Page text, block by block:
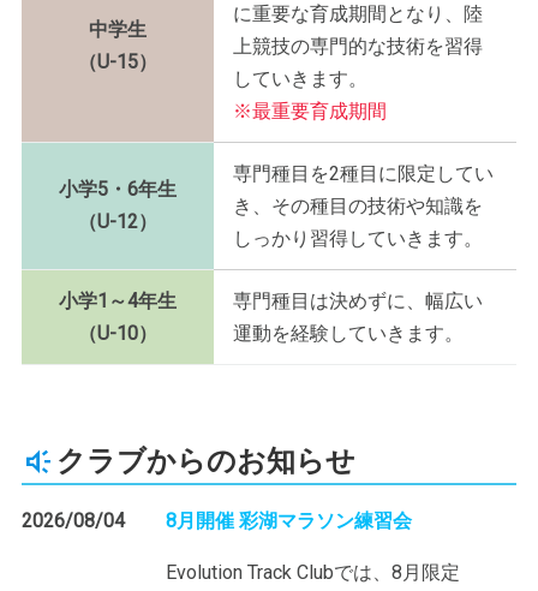
中学生
（U-15）
に重要な育成期間となり、陸
上競技の専門的な技術を習得
していきます。
※最重要育成期間
小学5・6年生
（U-12）
専門種目を2種目に限定してい
き、その種目の技術や知識を
しっかり習得していきます。
小学1～4年生
（U-10）
専門種目は決めずに、幅広い
運動を経験していきます。
クラブからのお知らせ
2026/08/04 8月開催 彩湖マラソン練習会
Evolution Track Clubでは、8月限定